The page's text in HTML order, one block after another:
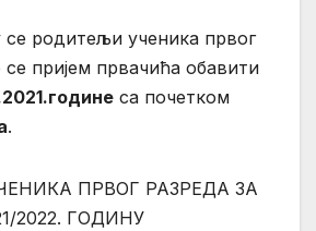
се родитељи ученика првог
пријем првачића обавити
са почетком
.
ПРВОГ РАЗРЕДА ЗА
2022. ГОДИНУ